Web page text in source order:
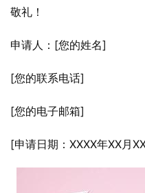
敬礼！
申请人：[您的姓名]
[您的联系电话]
[您的电子邮箱]
[申请日期：XXXX年XX月